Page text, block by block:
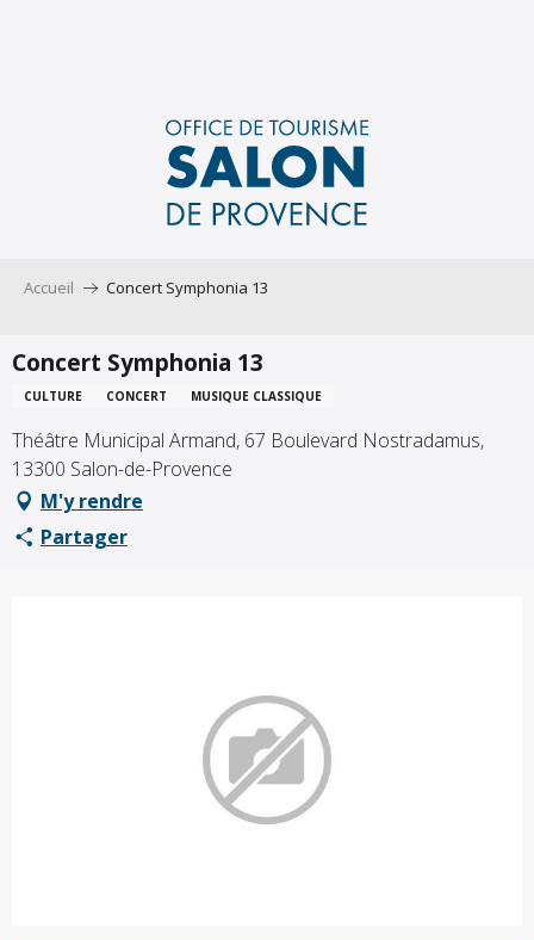
Accueil Concert Symphonia 13
Concert Symphonia 13
CULTURE CONCERT MUSIQUE CLASSIQUE
Théâtre Municipal Armand, 67 Boulevard Nostradamus,
13300 Salon-de-Provence
M'y rendre
Partager